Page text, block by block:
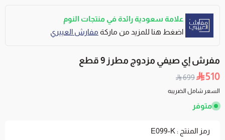
علامة سعودية رائدة في منتجات النوم
اضغط هنا للمزيد من ماركة مفارش العييري
مفرش إي صيفي مزدوج مطرز 9 قطع
510
699
السعر شامل الضريبه
متوفر
رمز المنتج : E099-K